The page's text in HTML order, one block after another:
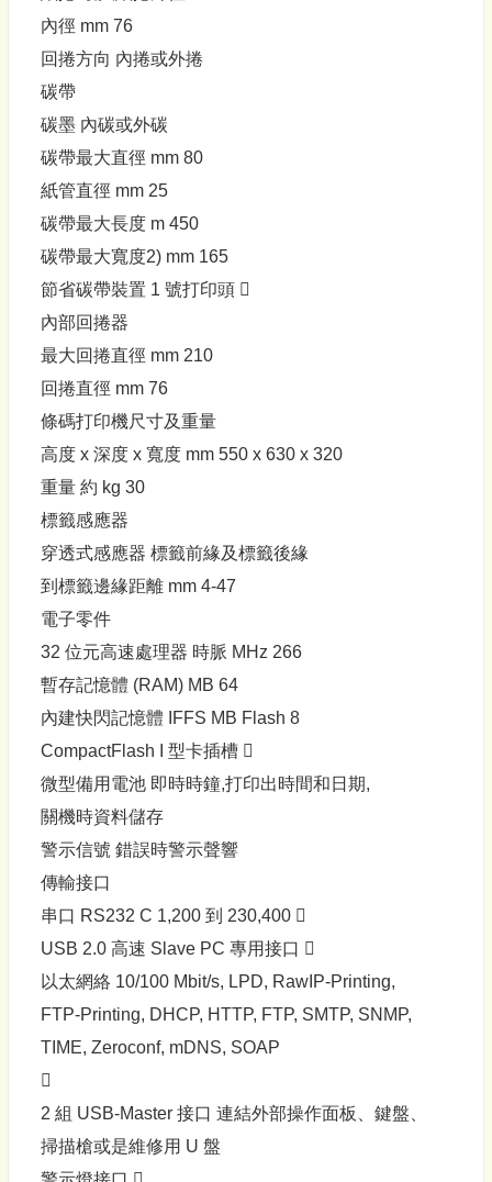
內徑 mm 76
回捲方向 內捲或外捲
碳帶
碳墨 內碳或外碳
碳帶最大直徑 mm 80
紙管直徑 mm 25
碳帶最大長度 m 450
碳帶最大寬度2) mm 165
節省碳帶裝置 1 號打印頭 
內部回捲器
最大回捲直徑 mm 210
回捲直徑 mm 76
條碼打印機尺寸及重量
高度 x 深度 x 寬度 mm 550 x 630 x 320
重量 約 kg 30
標籤感應器
穿透式感應器 標籤前緣及標籤後緣
到標籤邊緣距離 mm 4-47
電子零件
32 位元高速處理器 時脈 MHz 266
暫存記憶體 (RAM) MB 64
內建快閃記憶體 IFFS MB Flash 8
CompactFlash I 型卡插槽 
微型備用電池 即時時鐘,打印出時間和日期,
關機時資料儲存
警示信號 錯誤時警示聲響
傳輸接口
串口 RS232 C 1,200 到 230,400 
USB 2.0 高速 Slave PC 專用接口 
以太網絡 10/100 Mbit/s, LPD, RawIP-Printing,
FTP-Printing, DHCP, HTTP, FTP, SMTP, SNMP,
TIME, Zeroconf, mDNS, SOAP

2 組 USB-Master 接口 連結外部操作面板、鍵盤、
掃描槍或是維修用 U 盤